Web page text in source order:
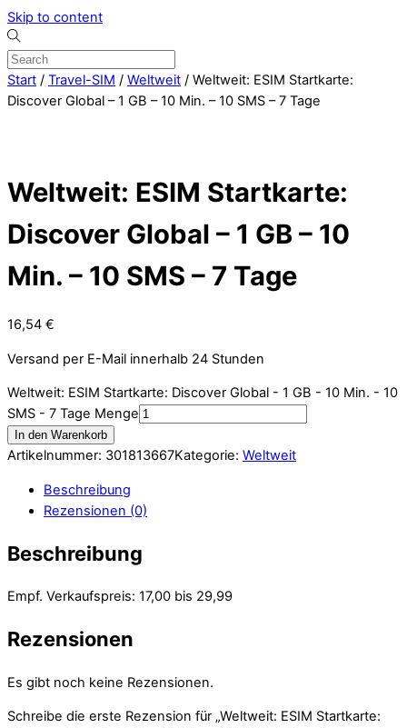
Skip to content
Start / Travel-SIM / Weltweit / Weltweit: ESIM Startkarte:
Discover Global – 1 GB – 10 Min. – 10 SMS – 7 Tage
Weltweit: ESIM Startkarte:
Discover Global – 1 GB – 10
Min. – 10 SMS – 7 Tage
16,54 €
Versand per E-Mail innerhalb 24 Stunden
Weltweit: ESIM Startkarte: Discover Global - 1 GB - 10 Min. - 10
SMS - 7 Tage Menge
In den Warenkorb
Artikelnummer: 301813667Kategorie: Weltweit
Beschreibung
Rezensionen (0)
Beschreibung
Empf. Verkaufspreis: 17,00 bis 29,99
Rezensionen
Es gibt noch keine Rezensionen.
Schreibe die erste Rezension für „Weltweit: ESIM Startkarte: